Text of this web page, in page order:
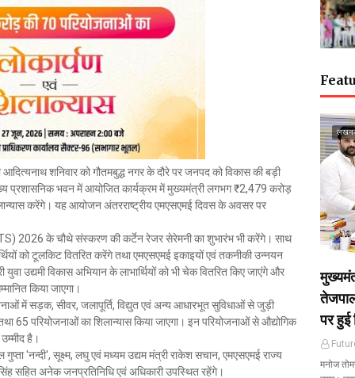
शनिवार को गौतमबुद्ध नगर के दौरे पर जनपद को विकास की बड़ी
प्रशासनिक भवन में आयोजित कार्यक्रम में मुख्यमंत्री लगभग ₹2,479 करोड़
करेंगे। यह आयोजन अंतरराष्ट्रीय एमएसएमई दिवस के अवसर पर
2026 के चौथे संस्करण की कर्टेन रेजर सेरेमनी का शुभारंभ भी करेंगे। साथ
को टूलकिट वितरित करेंगे तथा एमएसएमई इकाइयों एवं तकनीकी उन्नयन
उद्यमी विकास अभियान के लाभार्थियों को भी चेक वितरित किए जाएंगे और
किया जाएगा।
में सड़क, सीवर, जलापूर्ति, विद्युत एवं अन्य आधारभूत सुविधाओं से जुड़ी
65 परियोजनाओं का शिलान्यास किया जाएगा। इन परियोजनाओं से औद्योगिक
है।
'नन्दी', सूक्ष्म, लघु एवं मध्यम उद्यम मंत्री राकेश सचान, एमएसएमई राज्य
सहित अनेक जनप्रतिनिधि एवं अधिकारी उपस्थित रहेंगे।
पर हुई
मनोज